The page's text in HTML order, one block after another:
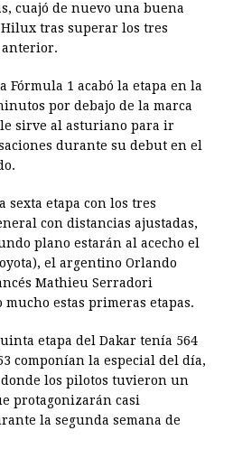
cuajó de nuevo una buena
tras superar los tres
anterior.
Fórmula 1 acabó la etapa en la
por debajo de la marca
sirve al asturiano para ir
durante su debut en el
sexta etapa con los tres
con distancias ajustadas,
plano estarán al acecho el
el argentino Orlando
Mathieu Serradori
estas primeras etapas.
etapa del Dakar tenía 564
componían la especial del día,
los pilotos tuvieron un
protagonizarán casi
la segunda semana de